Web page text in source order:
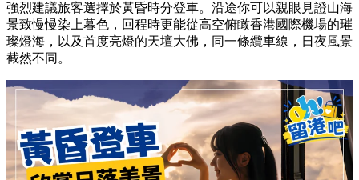
強烈建議旅客選擇於黃昏時分登車。沿途你可以親眼見證山海
景致慢慢染上暮色，回程時更能從高空俯瞰香港國際機場的璀
璨燈海，以及首度亮燈的天壇大佛，同一條纜車線，日夜風景
截然不同。